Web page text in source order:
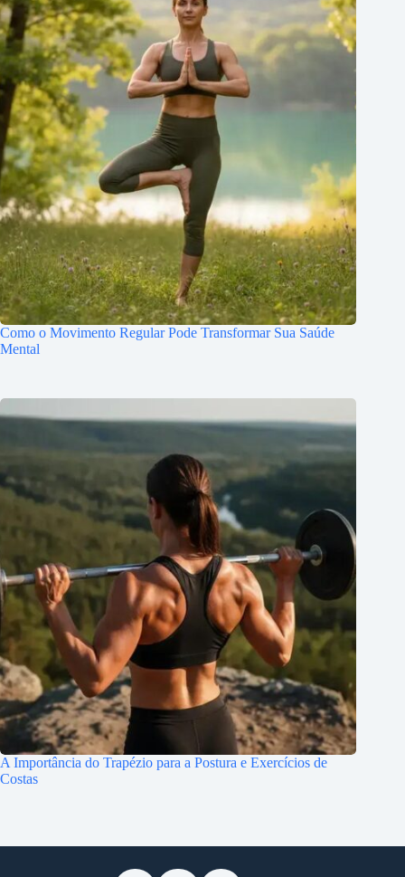
Como o Movimento Regular Pode Transformar Sua Saúde
Mental
A Importância do Trapézio para a Postura e Exercícios de
Costas